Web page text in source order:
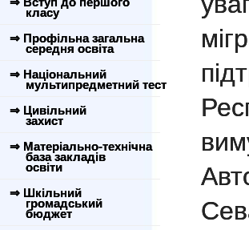
класу
⇒ Профільна загальна
середня освіта
⇒ Національний
мультипредметний тест
⇒ Цивільний
захист
⇒ Матеріально-технічна
база закладів
освіти
⇒ Шкільний
громадський
бюджет